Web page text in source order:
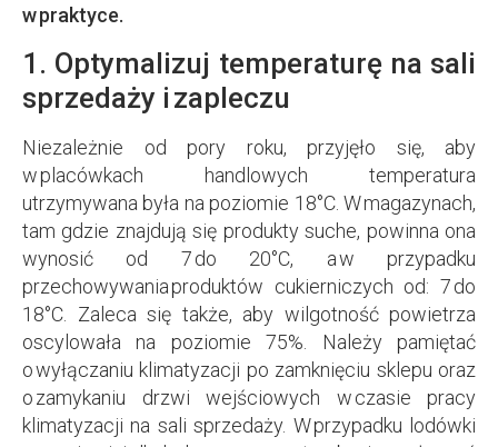
w praktyce.
1. Optymalizuj temperaturę na sali
sprzedaży i zapleczu
Niezależnie od pory roku, przyjęło się, aby
w placówkach handlowych temperatura
utrzymywana była na poziomie 18°C. W magazynach,
tam gdzie znajdują się produkty suche, powinna ona
wynosić od 7 do 20°C, a w przypadku
przechowywania produktów cukierniczych od: 7 do
18°C. Zaleca się także, aby wilgotność powietrza
oscylowała na poziomie 75%. Należy pamiętać
o wyłączaniu klimatyzacji po zamknięciu sklepu oraz
o zamykaniu drzwi wejściowych w czasie pracy
klimatyzacji na sali sprzedaży. W przypadku lodówki